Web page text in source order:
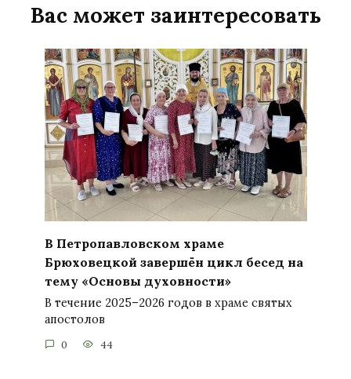
Вас может заинтересовать
В Петропавловском храме
Брюховецкой завершён цикл бесед на
тему «Основы духовности»
В течение 2025–2026 годов в храме святых
апостолов
0 44